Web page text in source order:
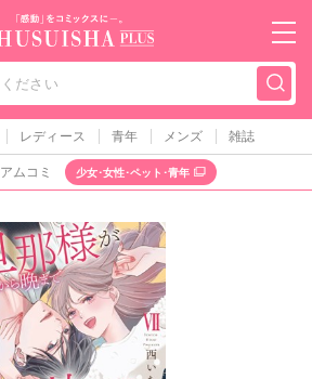
秋水社PLUS（テ
レディース 青年 メンズ 雑誌
アムコミ 少女･女性･ペット･青年